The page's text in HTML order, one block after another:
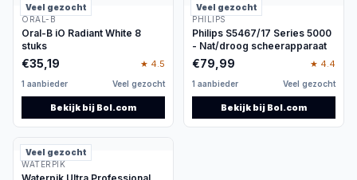
onderhouden zijn. Bij incidenteel gebruik kunnen
eenvoud en compact opbergen zwaarder
wegen.
Haar drogen en in model brengen
Voor snel drogen kijk je bij Haardrogers &
Stylers. Let daarbij op de regelbaarheid van
warmte en luchtstroom, het gewicht en de
meegeleverde opzetstukken. Heb je krullen of
slag, dan kan gerichte luchtverdeling belangrijk
Veel gezocht
ORAL-B
Oral-B iO Radiant White 8
stuks
€35,19 ★ 4.5
1 aanbieder Veel gezocht
Bekijk bij Bol.com
Veel gezocht
PHILIPS
Philips S5467/17 Series 5000
- Nat/droog scheerapparaat
€79,99 ★ 4.4
1 aanbieder Veel gezocht
Bekijk bij Bol.com
Veel gezocht
WATERPIK